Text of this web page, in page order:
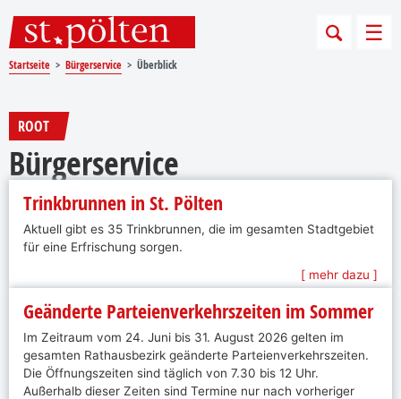
Startseite Bürgerservice Überblick
ROOT
Bürgerservice
Trinkbrunnen in St. Pölten
Aktuell gibt es 35 Trinkbrunnen, die im gesamten Stadtgebiet
für eine Erfrischung sorgen.
[ mehr dazu ]
Geänderte Parteienverkehrszeiten im Sommer
Im Zeitraum vom 24. Juni bis 31. August 2026 gelten im
gesamten Rathausbezirk geänderte Parteienverkehrszeiten.
Die Öffnungszeiten sind täglich von 7.30 bis 12 Uhr.
Außerhalb dieser Zeiten sind Termine nur nach vorheriger